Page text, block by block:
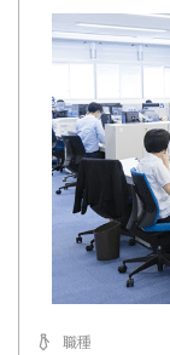
職種